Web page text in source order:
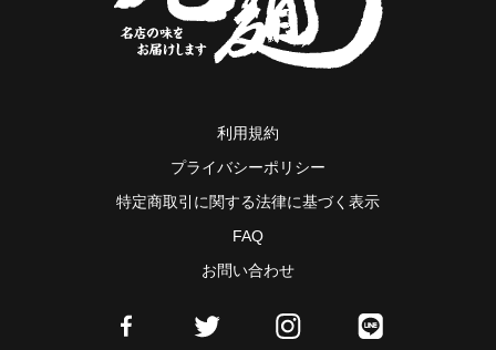
利用規約
プライバシーポリシー
特定商取引に関する法律に基づく表示
FAQ
お問い合わせ